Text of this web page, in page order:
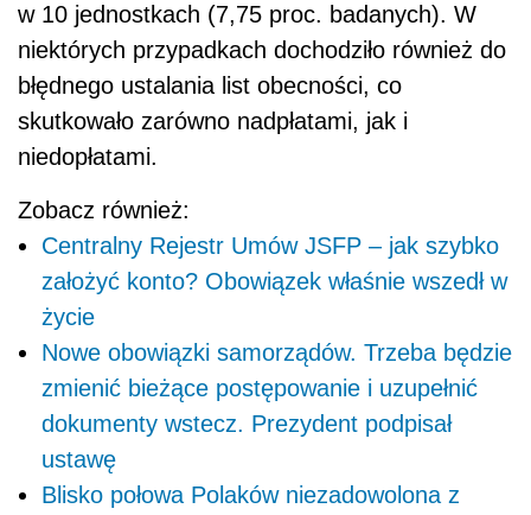
w 10 jednostkach (7,75 proc. badanych). W
niektórych przypadkach dochodziło również do
błędnego ustalania list obecności, co
skutkowało zarówno nadpłatami, jak i
niedopłatami.
Zobacz również:
Centralny Rejestr Umów JSFP – jak szybko
założyć konto? Obowiązek właśnie wszedł w
życie
Nowe obowiązki samorządów. Trzeba będzie
zmienić bieżące postępowanie i uzupełnić
dokumenty wstecz. Prezydent podpisał
ustawę
Blisko połowa Polaków niezadowolona z